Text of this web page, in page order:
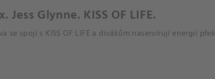
Jess Glynne. KISS OF LIFE.
se spojí s KISS OF LIFE a divákům naservírují energií